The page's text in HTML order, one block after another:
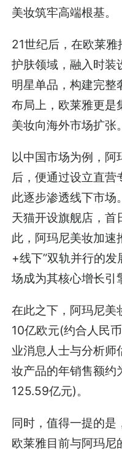
美妆筑牢高端根基。
21世纪后，在欧莱
护肤领域，融入时装
明星单品，构建完整
布局上，欧莱雅更是
美妆向海外市场扩张。
以中国市场为例，
后，便通过设立直营
此逐步渗透线下市
天猫开设旗舰店，首
此，阿玛尼美妆加速
+线下”双轨并行的
场成为其核心增长引
在此之下，阿玛尼美
10亿欧元(约合人民
业消息人士与分析师
妆产品的年销售额约
125.59亿元)。
同时，值得一提的是
欧莱雅目前与阿玛